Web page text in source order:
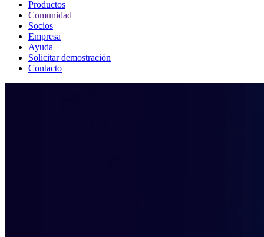
Productos
Comunidad
Socios
Empresa
Ayuda
Solicitar demostración
Contacto